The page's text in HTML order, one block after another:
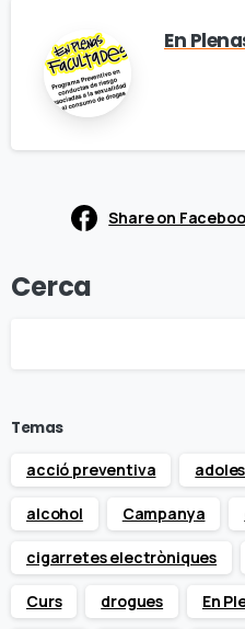
En
Share on
Cerca
Temas
acció preventiva
alcohol Campanya
cigarretes electròniques
Curs drogues En